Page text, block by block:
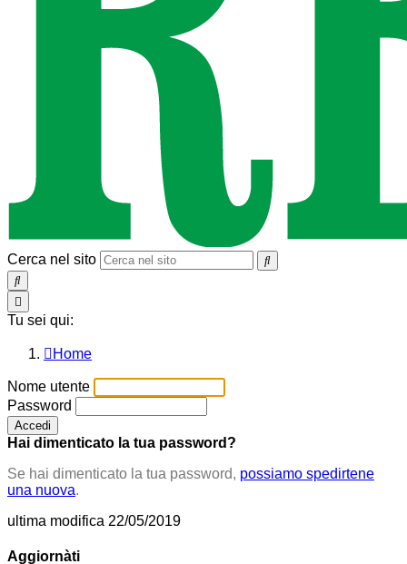
Cerca nel sito
SEARCH
Toggle
navigation
Tu sei qui:
Home
Nome utente
Password
Hai dimenticato la tua password?
Se hai dimenticato la tua password, possiamo spedirtene
una nuova.
ultima modifica 22/05/2019
Aggiornàti